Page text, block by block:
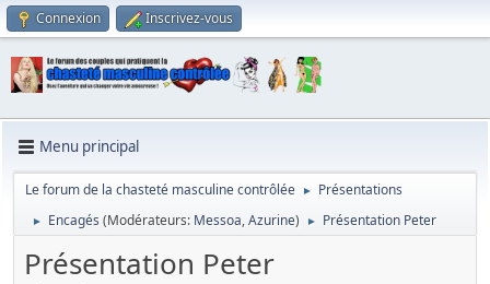
Connexion Inscrivez-vous
Menu principal
Le forum de la chasteté masculine contrôlée ► Présentations
► Encagés (Modérateurs: Messoa,Azurine) ► Présentation Peter
Présentation Peter